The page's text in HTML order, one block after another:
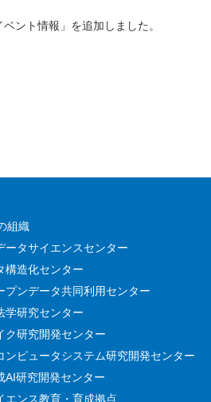
ント情報」を追加しました。
組織
ータサイエンスセンター
構造化センター
プンデータ共同利用センター
学研究センター
ク研究開発センター
ンピュータシステム研究開発センター
AI研究開発センター
エンス教育・育成拠点